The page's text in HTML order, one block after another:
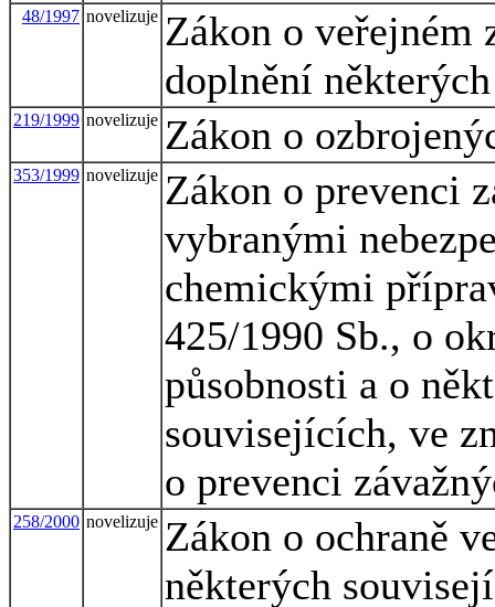
48/1997 novelizuje Zákon o veřejném
doplnění
219/1999 novelizuje Zákon o
353/1999 novelizuje Zákon o prevenci
vybranými
chemickými
425/1990 Sb., o
působnosti a o
souvisejících, ve
o prevenci
258/2000 novelizuje Zákon o ochraně
některých